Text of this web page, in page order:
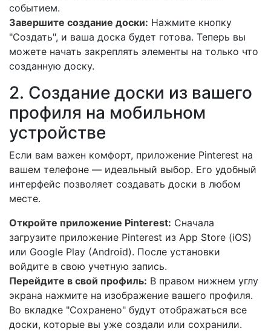
событием.
Завершите создание доски: Нажмите кнопку
"Создать", и ваша доска будет готова. Теперь вы
можете начать закреплять элементы на только что
созданную доску.
2. Создание доски из вашего
профиля на мобильном
устройстве
Если вам важен комфорт, приложение Pinterest на
вашем телефоне — идеальный выбор. Его удобный
интерфейс позволяет создавать доски в любом
месте.
Откройте приложение Pinterest: Сначала
загрузите приложение Pinterest из App Store (iOS)
или Google Play (Android). После установки
войдите в свою учетную запись.
Перейдите в свой профиль: В правом нижнем углу
экрана нажмите на изображение вашего профиля.
Во вкладке "Сохранено" будут отображаться все
доски, которые вы уже создали или сохранили.